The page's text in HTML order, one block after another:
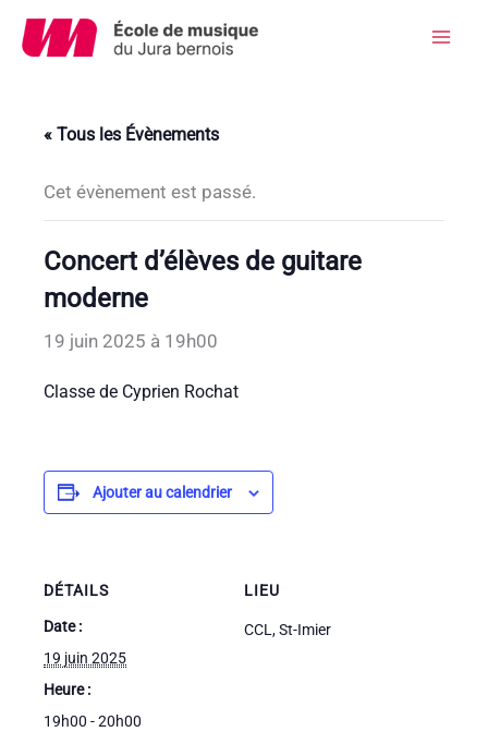
Aller
« Tous les Évènements
Cet évènement est passé.
Concert d’élèves de guitare
moderne
19 juin 2025 à 19h00
Classe de Cyprien Rochat
Ajouter au calendrier
DÉTAILS
Date :
19 juin 2025
Heure :
19h00 - 20h00
LIEU
CCL, St-Imier